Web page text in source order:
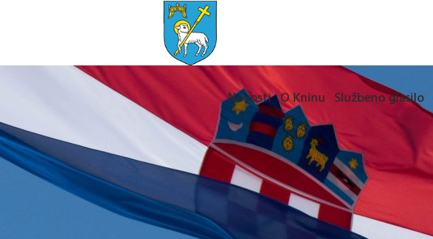
Novosti O Kninu Službeno glasilo